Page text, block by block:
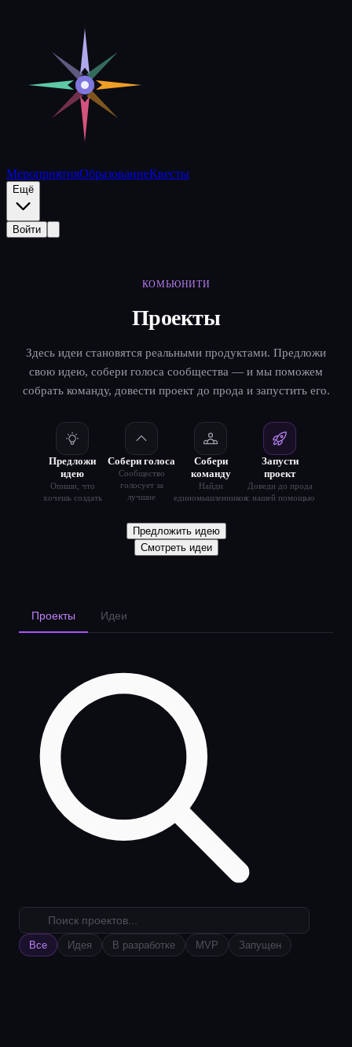
МероприятияОбразованиеКвесты
Ещё
Войти
КОМЬЮНИТИ
Проекты
Здесь идеи становятся реальными продуктами. Предложи
свою идею, собери голоса сообщества — и мы поможем
собрать команду, довести проект до прода и запустить его.
Предложи
идею
Опиши, что
хочешь создать
Собери голоса
Сообщество
голосует за
лучшие
Собери
команду
Найди
единомышленников
Запусти
проект
Доведи до прода
с нашей помощью
Предложить идею
Смотреть идеи
Проекты Идеи
Все Идея В разработке MVP Запущен